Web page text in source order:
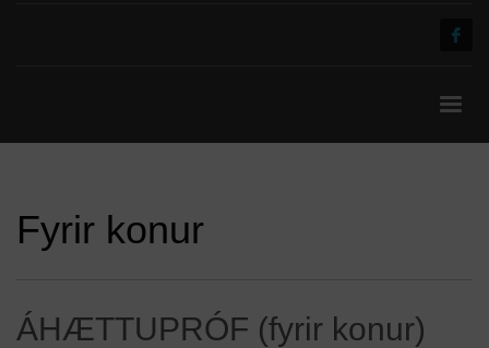
Fyrir konur
Quiz:
ÁHÆTTUPRÓF (fyrir konur)